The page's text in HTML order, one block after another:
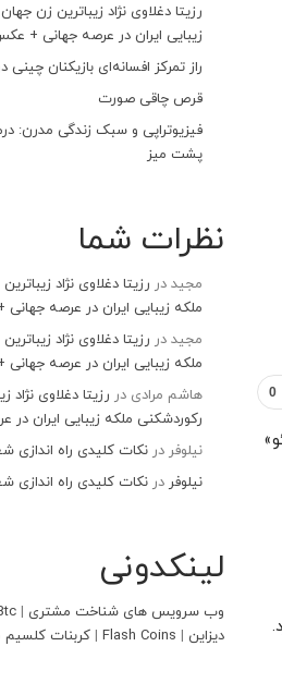
0
رزیتا دغلاوی نژاد زیباترین زن
زیبایی ایران در عرصه جهانی +
راز تمرکز افسانه‌ای بازیکنان
قرص چاقی صورت
فیزیوتراپی و سبک زندگی مدرن:
پشت میز
نظرات شما
مجیددر رزیتا دغلاوی نژاد
ملکه زیبایی ایران در عرصه
مجیددر رزیتا دغلاوی نژاد
ملکه زیبایی ایران در عرصه
هاشم مرادی در رزیتا دغلاوی
رکوردشکنی ملکه زیبایی ایران
نیلوفر در نکات کلیدی راه
نیلوفر در نکات کلیدی راه
لینکدونی
وب سرویس های شناخت مشتری |
دیزاین|
Flash Coins
| کربنات کلسیم